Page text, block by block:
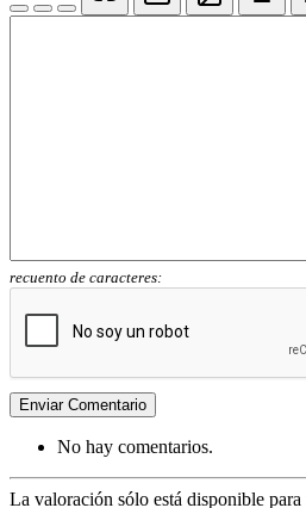
recuento de caracteres:
Enviar Comentario
No hay comentarios.
La valoración sólo está disponible